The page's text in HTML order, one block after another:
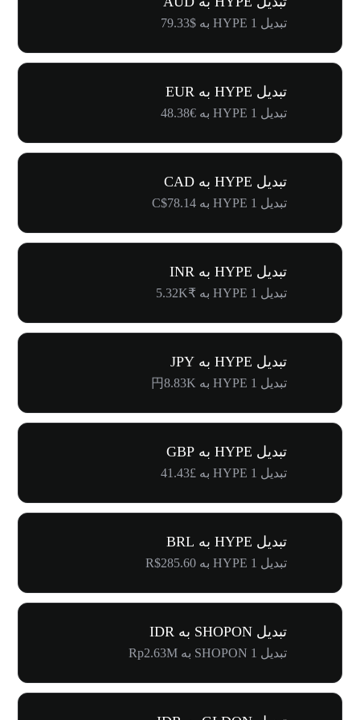
تبدیل 1 HYPE به $79.33
تبدیل HYPE به EUR
تبدیل 1 HYPE به €48.38
تبدیل HYPE به CAD
تبدیل 1 HYPE به C$78.14
تبدیل HYPE به INR
تبدیل 1 HYPE به ₹5.32K
تبدیل HYPE به JPY
تبدیل 1 HYPE به 円8.83K
تبدیل HYPE به GBP
تبدیل 1 HYPE به £41.43
تبدیل HYPE به BRL
تبدیل 1 HYPE به R$285.60
تبدیل SHOPON به IDR
تبدیل 1 SHOPON به Rp2.63M